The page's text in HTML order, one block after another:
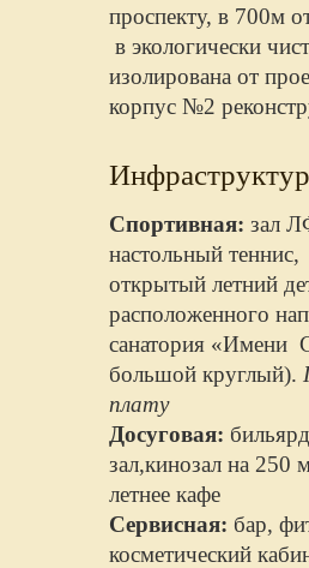
проспекту, в 700м
в экологически
изолирована от
корпус №2
Спортивная: зал
настольный теннис,
открытый летний
расположенного
санатория
большой круглый).
плату
Досуговая:
зал,кинозал на 250
летнее кафе
Сервисная: бар,
косметический